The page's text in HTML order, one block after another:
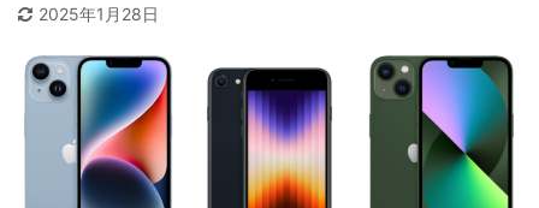
2025年1月28日